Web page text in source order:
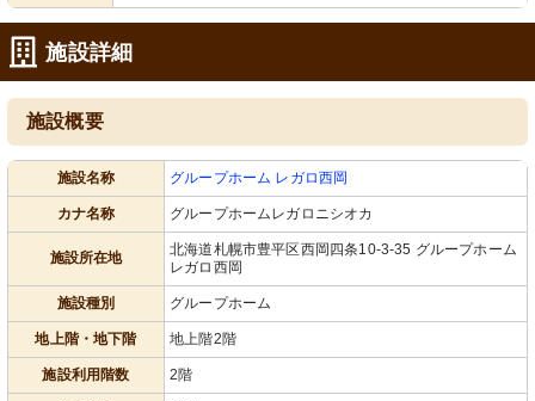
鮮やかな手描きのアートが飾られた入
口は、色彩豊かな雰囲気を感じさせま
す。温かみのある空間が広がっていま
浴室
機能性重視の浴槽で、安全で快適な入
浴が可能になっています。介助がしや
すい設計です。
施設詳細
施設概要
施設名称 グループホーム レガロ西岡
カナ名称 グループホームレガロニシオカ
施設所在地
北海道札幌市豊平区西岡四条10-3-35 グループホーム
レガロ西岡
施設種別 グループホーム
地上階・地下階 地上階2階
施設利用階数 2階